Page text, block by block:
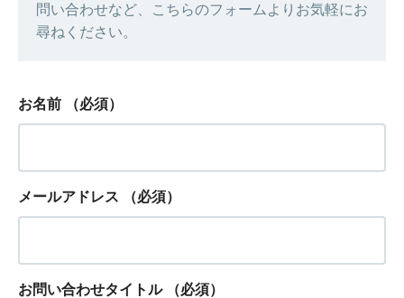
問い合わせなど、こちらのフォームよりお気軽にお
尋ねください。
お名前 （必須）
メールアドレス （必須）
お問い合わせタイトル （必須）